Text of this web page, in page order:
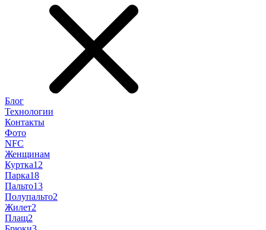
Блог
Технологии
Контакты
Фото
NFC
Женщинам
Куртка12
Парка18
Пальто13
Полупальто2
Жилет2
Плащ2